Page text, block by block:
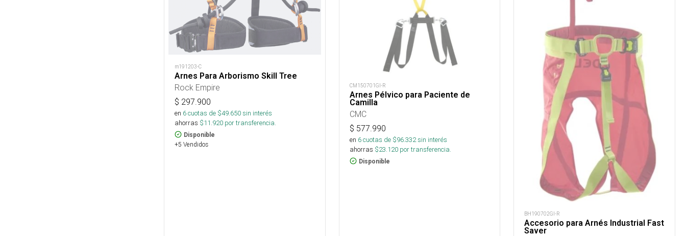
m191203-C
Arnes Para Arborismo Skill Tree
Rock Empire
$ 297.900
en 6cuotas de $49.650sin interés
ahorras $11.920 por transferencia.
Disponible
+5 Vendidos
CM150701GI-R
Arnes Pélvico para Paciente de
Camilla
CMC
$ 577.990
en 6cuotas de $96.332sin interés
ahorras $23.120por transferencia.
Disponible
BH190702GI-R
Accesorio para Arnés Industrial Fast
Saver